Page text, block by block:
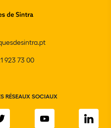
923 73 00
RÉSEAUX SOCIAUX